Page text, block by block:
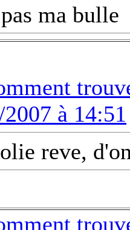
ma bulle
à 14:51
reve,